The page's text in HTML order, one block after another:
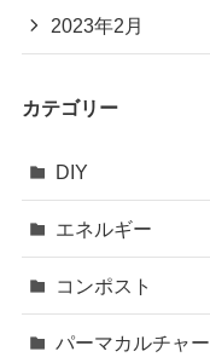
2023年2月
カテゴリー
DIY
エネルギー
コンポスト
パーマカルチャー